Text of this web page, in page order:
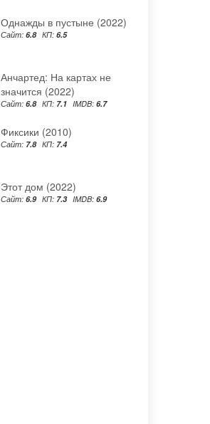
Однажды в пустыне (2022)
Сайт: 6.8 КП: 6.5
Анчартед: На картах не
значится (2022)
Сайт: 6.8 КП: 7.1 IMDB: 6.7
Фиксики (2010)
Сайт: 7.8 КП: 7.4
Этот дом (2022)
Сайт: 6.9 КП: 7.3 IMDB: 6.9